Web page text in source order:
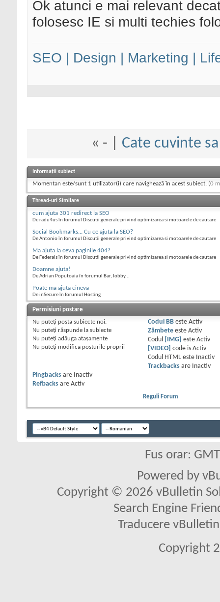
Ok atunci e mai relevant
folosesc IE si multi techies
SEO | Design | Marketing |
« - | Cate cuvinte
Informații subiect
Momentan este/sunt 1 utilizator(i) care navighează în acest subiect. (0
Thread-uri Similare
cum ajuta 301 redirect la SEO
De radu4us în forumul Discutii generale privind optimizarea si motoarele de cautare
Social Bookmarks... Cu ce ajuta la SEO?
De Antonio în forumul Discutii generale privind optimizarea si motoarele de cautare
Ma ajuta la ceva paginile 404?
De Federals în forumul Discutii generale privind optimizarea si motoarele de cautare
Doamne ajuta!
De Adrian Poputoaia în forumul Bar, lobby...
Poate ma ajuta cineva
De inSecure în forumul Hosting
Permisiuni postare
Nu puteţi posta subiecte noi.
Nu puteţi răspunde la subiecte
Nu puteţi adăuga ataşamente
Nu puteţi modifica posturile proprii
Codul BBeste Activ
Zâmbeteeste Activ
Codul
[IMG] este Activ
[VIDEO] code is Activ
Codul HTML este
Inactiv
Trackbacksare
Inactiv
Pingbacks are
Inactiv
Refbacks are Activ
Reguli Forum
Fus orar:
Powered by
Copyright © 2026 vBulletin
Search Engine
Traducere
Copyright